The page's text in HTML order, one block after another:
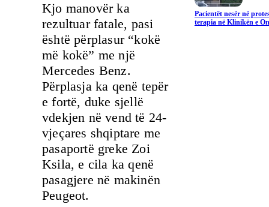
Kjo manovër ka
rezultuar fatale, pasi
është përplasur “kokë
më kokë” me një
Mercedes Benz.
Përplasja ka qenë tepër
e fortë, duke sjellë
vdekjen në vend të 24-
vjeçares shqiptare me
pasaportë greke Zoi
Ksila, e cila ka qenë
pasagjere në makinën
Peugeot.
Pacientët nesër në
terapia në Klinikën e